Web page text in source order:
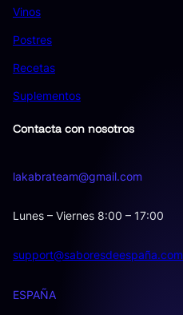
Vinos
Postres
Recetas
Suplementos
Contacta con nosotros
lakabrateam@gmail.com
Lunes – Viernes 8:00 – 17:00
support@saboresdeespaña.com
ESPAÑA